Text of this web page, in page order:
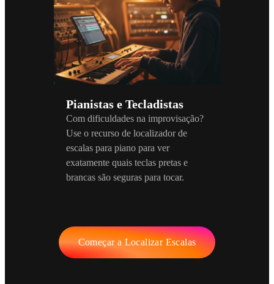
Pianistas e Tecladistas
Com dificuldades na improvisação?
Use o recurso de localizador de
escalas para piano para ver
exatamente quais teclas pretas e
brancas são seguras para tocar.
Começar a Localizar Escalas